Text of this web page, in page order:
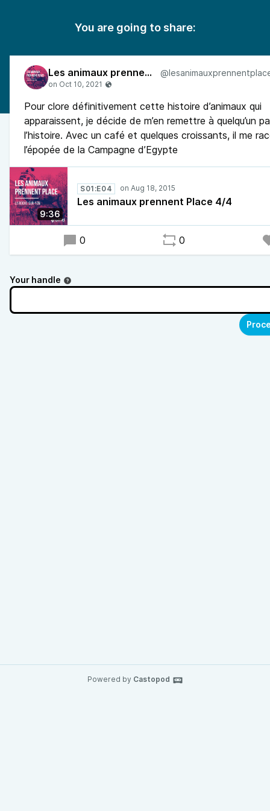
You are going to share:
Les animaux prennent place
Pour clore définitivement cette histoire d’animaux qui
apparaissent, je décide de m’en remettre à quelqu’un
l’histoire. Avec un café et quelques croissants, il me
l’épopée de la Campagne d’Egypte
9:36
S01:E04
Les animaux prennent Place 4/4
0 0
Your handle
Powered by Castopod